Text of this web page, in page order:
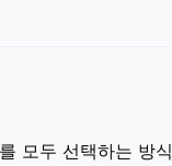
모두 선택하는 방식